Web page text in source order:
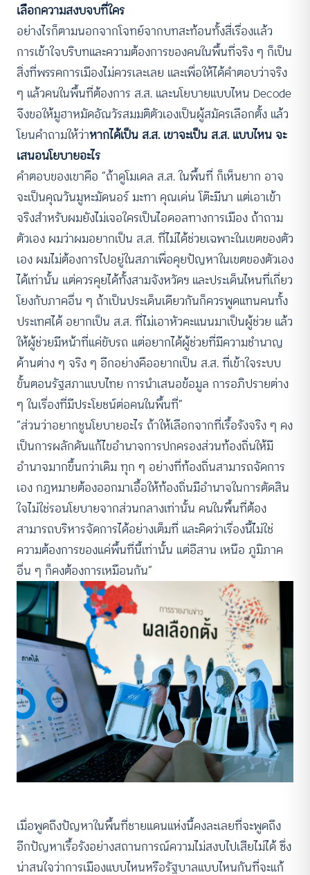
เลือกความสงบจบที่ใคร
อย่างไรก็ตามนอกจากโจทย์จากบทสะท้อนทั้งสี่เรื่องเเล้ว
การเข้าใจบริบทและความต้องการของคนในพื้นที่จริง ๆ ก็เป็น
สิ่งที่พรรคการเมืองไม่ควรเละเลย และเพื่อให้ได้คำตอบว่าจริง
ๆ แล้วคนในพื้นที่ต้องการ ส.ส. และนโยบายแบบไหน Decode
จึงขอให้มูฮาหมัดอัณวัรสมมติตัวเองเป็นผู้สมัครเลือกตั้ง แล้ว
โยนคำถามให้ว่าหากได้เป็น ส.ส. เขาจะเป็น ส.ส. แบบไหน จะ
เสนอนโยบายอะไร
คำตอบของเขาคือ “ถ้าดูโมเดล ส.ส. ในพื้นที่ ก็เห็นยาก อาจ
จะเป็นคุณวันมูหะมัดนอร์ มะทา คุณเด่น โต๊ะมีนา แต่เอาเข้า
จริงสำหรับผมยังไม่เจอใครเป็นไอดอลทางการเมือง ถ้าถาม
ตัวเอง ผมว่าผมอยากเป็น ส.ส. ที่ไม่ได้ช่วยเฉพาะในเขตของตัว
เอง ผมไม่ต้องการไปอยู่ในสภาเพื่อคุยปัญหาในเขตของตัวเอง
ได้เท่านั้น แต่ควรคุยได้ทั้งสามจังหวัดฯ และประเด็นไหนที่เกี่ยว
โยงกับภาคอื่น ๆ ถ้าเป็นประเด็นเดียวกันก็ควรพูดแทนคนทั้ง
ประเทศได้ อยากเป็น ส.ส. ที่ไม่เอาหัวคะแนนมาเป็นผู้ช่วย แล้ว
ให้ผู้ช่วยมีหน้าที่แค่ขับรถ แต่อยากได้ผู้ช่วยที่มีความชำนาญ
ด้านต่าง ๆ จริง ๆ อีกอย่างคืออยากเป็น ส.ส. ที่เข้าใจระบบ
ขั้นตอนรัฐสภาแบบไทย การนำเสนอข้อมูล การอภิปรายต่าง
ๆ ในเรื่องที่มีประโยชน์ต่อคนในพื้นที่”
“ส่วนว่าอยากชูนโยบายอะไร ถ้าให้เลือกจากที่เรื้อรังจริง ๆ คง
เป็นการผลักดันแก้ไขอำนาจการปกครองส่วนท้องถิ่นให้มี
อำนาจมากขึ้นกว่าเดิม ทุก ๆ อย่างที่ท้องถิ่นสามารถจัดการ
เอง กฎหมายต้องออกมาเอื้อให้ท้องถิ่นมีอำนาจในการตัดสิน
ใจไม่ใช่รอนโยบายจากส่วนกลางเท่านั้น คนในพื้นที่ต้อง
สามารถบริหารจัดการได้อย่างเต็มที่ และคิดว่าเรื่องนี้ไม่ใช่
ความต้องการของแค่พื้นที่นี้เท่านั้น แต่อีสาน เหนือ ภูมิภาค
อื่น ๆ ก็คงต้องการเหมือนกัน”
เมื่อพูดถึงปัญหาในพื้นที่ชายแดนแห่งนี้คงละเลยที่จะพูดถึง
อีกปัญหาเรื้อรังอย่างสถานการณ์ความไม่สงบไปเสียไม่ได้ ซึ่ง
น่าสนใจว่าการเมืองแบบไหนหรือรัฐบาลแบบไหนกันที่จะแก้